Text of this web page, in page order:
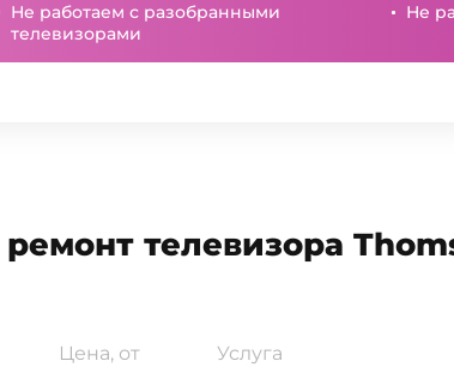
Не работаем с разобранными
телевизорами
Не
телевизора
Цена, от Услуга